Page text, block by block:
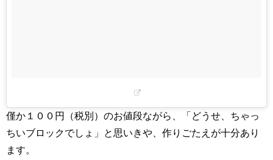
僅か１００円（税別）のお値段ながら、「どうせ、ちゃっ
ちいブロックでしょ」と思いきや、作りごたえが十分あり
ます。